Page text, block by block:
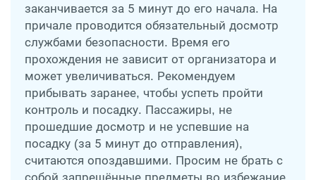
заканчивается за 5 минут до его начала. На
причале проводится обязательный досмотр
службами безопасности. Время его
прохождения не зависит от организатора и
может увеличиваться. Рекомендуем
прибывать заранее, чтобы успеть пройти
контроль и посадку. Пассажиры, не
прошедшие досмотр и не успевшие на
посадку (за 5 минут до отправления),
считаются опоздавшими. Просим не брать с